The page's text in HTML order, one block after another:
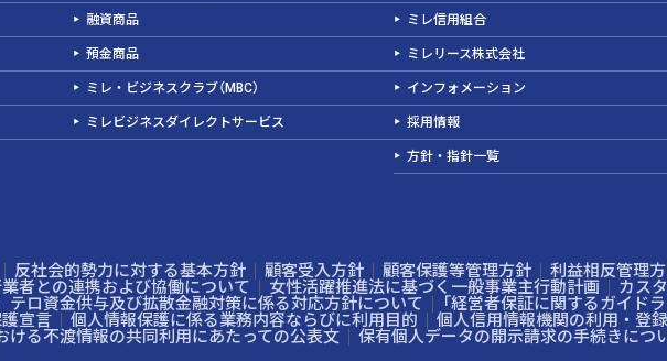
融資商品
預金商品
ミレ・ビジネスクラブ（MBC）
ミレビジネスダイレクトサービス
ミレ信用組合
ミレリース株式会社
インフォメーション
採用情報
方針・指針一覧
反社会的勢力に対する基本方針 顧客受入方針 顧客保護等管理方針 利益相反管理
者との連携および協働について
女性活躍推進法に基づく一般事業主行動計画
カス
テロ資金供与及び拡散金融対策に係る対応方針について
「経営者保証に関するガイド
宣言
個人情報保護に係る業務内容ならびに利用目的
個人信用情報機関の利用・登
ける不渡情報の共同利用にあたっての公表文
保有個人データの開示請求の手続きにつ